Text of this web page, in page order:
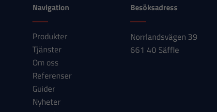
Navigation
Produkter
Tjänster
Om oss
Referenser
Guider
Nyheter
Besöksadress
Norrlandsvägen 39
661 40 Säffle